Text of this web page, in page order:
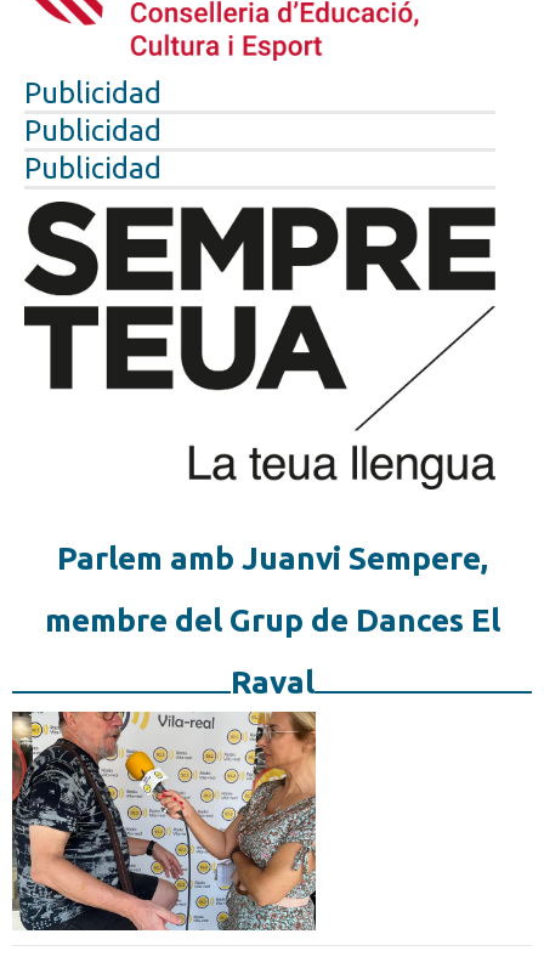
Publicidad
Publicidad
Publicidad
Parlem amb Juanvi Sempere,
membre del Grup de Dances El
Raval